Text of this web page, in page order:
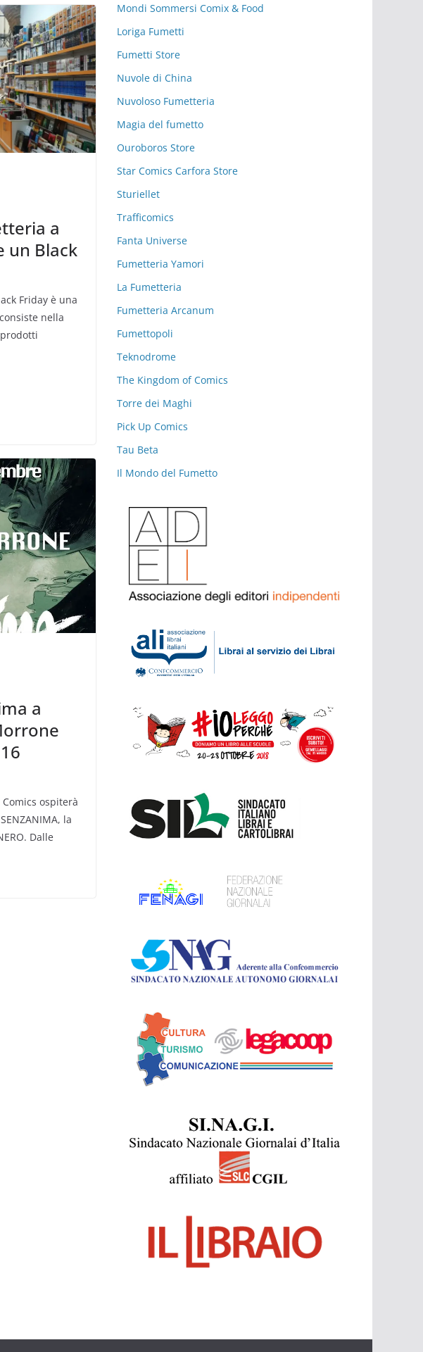
a
un Black
Friday è una
nella
a
ospiterà
la
Dalle
Mondi Sommersi Comix & Food
Loriga Fumetti
Fumetti Store
Nuvole di China
Nuvoloso Fumetteria
Magia del fumetto
Ouroboros Store
Star Comics Carfora Store
Sturiellet
Trafficomics
Fanta Universe
Fumetteria Yamori
La Fumetteria
Fumetteria Arcanum
Fumettopoli
Teknodrome
The Kingdom of Comics
Torre dei Maghi
Pick Up Comics
Tau Beta
Il Mondo del Fumetto